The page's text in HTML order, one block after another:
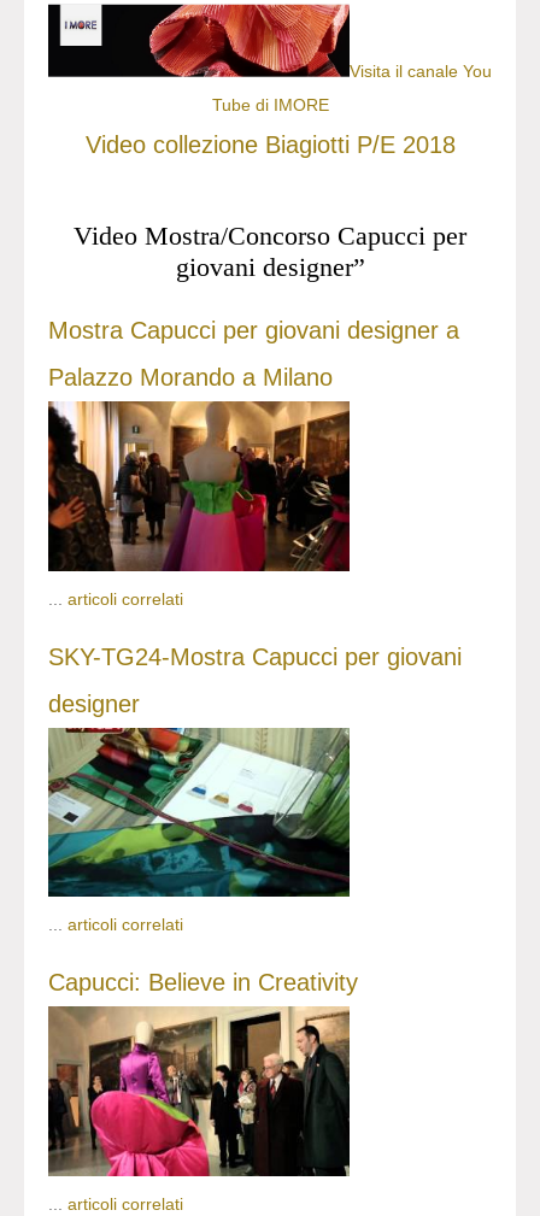
Visita il canale You
Tube di IMORE
Video collezione Biagiotti P/E 2018
Video Mostra/Concorso Capucci per
giovani designer”
Mostra Capucci per giovani designer a
Palazzo Morando a Milano
articoli correlati
SKY-TG24-Mostra Capucci per giovani
designer
... articoli correlati
Capucci: Believe in Creativity
articoli correlati